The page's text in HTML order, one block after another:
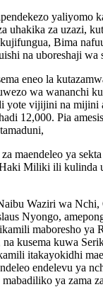
yaliyomo
uhakika za uzazi,
Bima
na uboreshaji wa
eneo la
wa wananchi
yote vijijini na mijini
12,000. Pia
maendeleo ya
Miliki ili kulinda
Waziri wa
Nyongo,
maboresho ya
na kusema kuwa
itakayokidhi
endelevu ya
ya zama